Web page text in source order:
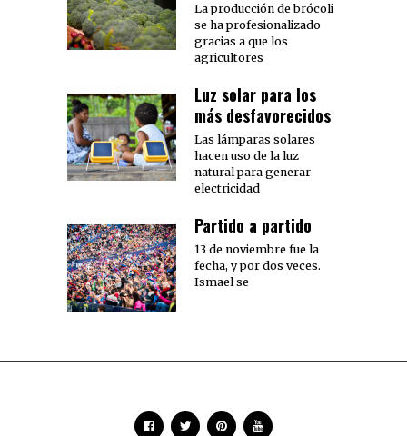
La producción de brócoli
se ha profesionalizado
gracias a que los
agricultores
Luz solar para los
más desfavorecidos
Las lámparas solares
hacen uso de la luz
natural para generar
electricidad
Partido a partido
13 de noviembre fue la
fecha, y por dos veces.
Ismael se